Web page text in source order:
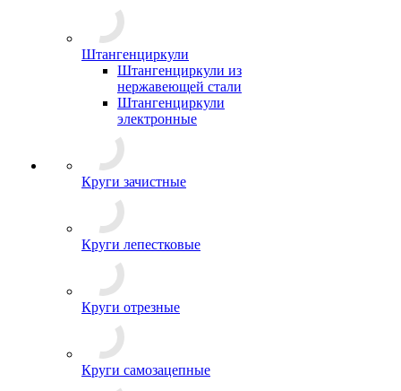
Штангенциркули
Штангенциркули из
нержавеющей стали
Штангенциркули
электронные
Круги зачистные
Круги лепестковые
Круги отрезные
Круги самозацепные